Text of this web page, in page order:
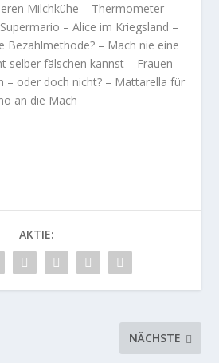
Milchkühe – Thermometer-
– Alice im Kriegsland –
Bezahlmethode? – Mach nie eine
selber fälschen kannst – Frauen
– oder doch nicht? – Mattarella für
an die Mach
AKTIE:
NÄCHSTE